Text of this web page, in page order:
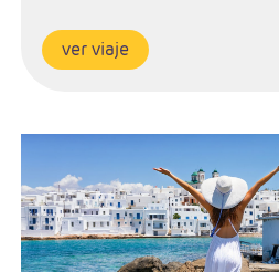
ver viaje
Ruta: 2 noches (ampliables) en Naxos
Régimen: A elección del cliente
Hoteles: Elegir entre 3* , 4* y 5*